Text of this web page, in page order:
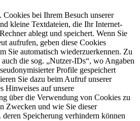
Cookies bei Ihrem Besuch unserer
kleine Textdateien, die Ihr Internet-
ablegt und speichert. Wenn Sie
aufrufen, geben diese Cookies
Sie automatisch wiederzuerkennen. Zu
die sog. „Nutzer-IDs“, wo Angaben
Profile gespeichert
Sie dazu beim Aufruf unserer
Hinweises auf unsere
über die Verwendung von Cookies zu
Zwecken und wie Sie dieser
Speicherung verhindern können